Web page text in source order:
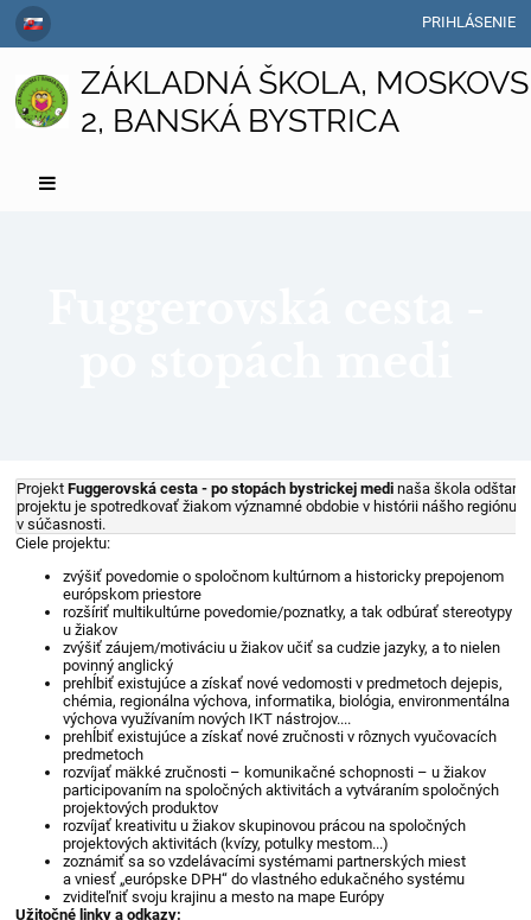
PRIHLÁSENIE
ZÁKLADNÁ ŠKOLA,
2, BANSKÁ BYSTRICA
Fuggerovská
cesta
-
po
stopách
medi
ProjektFuggerovská cesta - po stopách bystrickej medi naša škola
projektu je spotredkovať žiakom významné obdobie v histórii nášho
v súčasnosti.
Ciele projektu:
zvýšiť povedomie o spoločnom kultúrnom a historicky prepojenom
európskom priestore
rozšíriť multikultúrne povedomie/poznatky, a tak odbúrať stereotypy
u žiakov
zvýšiť záujem/motiváciu u žiakov učiť sa cudzie jazyky, a to nielen
povinný anglický
prehĺbiť existujúce a získať nové vedomosti v predmetoch dejepis,
chémia, regionálna výchova, informatika, biológia, environmentálna
výchova využívaním nových IKT nástrojov....
prehĺbiť existujúce a získať nové zručnosti v rôznych vyučovacích
predmetoch
rozvíjať mäkké zručnosti – komunikačné schopnosti – u žiakov
participovaním na spoločných aktivitách a vytváraním spoločných
projektových produktov
rozvíjať kreativitu u žiakov skupinovou prácou na spoločných
projektových aktivitách (kvízy, potulky mestom...)
zoznámiť sa so vzdelávacími systémami partnerských miest
a vniesť „európske DPH“ do vlastného edukačného systému
zviditeľniť svoju krajinu a mesto na mape Európy
Užitočné linky a odkazy: